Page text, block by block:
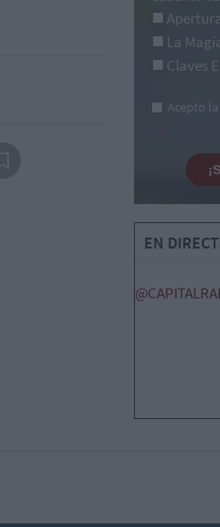
Apertura
La
Claves
Acepto la
EN